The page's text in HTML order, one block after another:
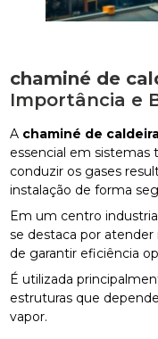
chaminé de
Importância e
A chaminé de
essencial em sistemas
conduzir os gases
instalação de forma
Em um centro
se destaca por
de garantir eficiência
É utilizada
estruturas que
vapor.